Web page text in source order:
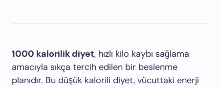
1000 kalorilik diyet, hızlı kilo kaybı sağlama
amacıyla sıkça tercih edilen bir beslenme
planıdır. Bu düşük kalorili diyet, vücuttaki enerji